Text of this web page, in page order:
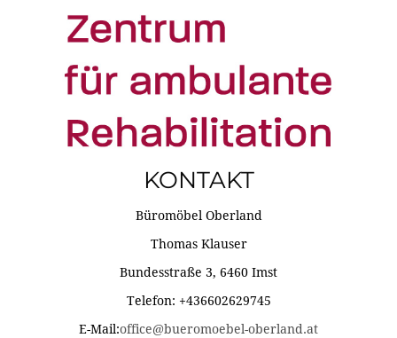
KONTAKT
Büromöbel Oberland
Thomas Klauser
Bundesstraße 3, 6460 Imst
Telefon: +436602629745
E-Mail:office@bueromoebel-oberland.at